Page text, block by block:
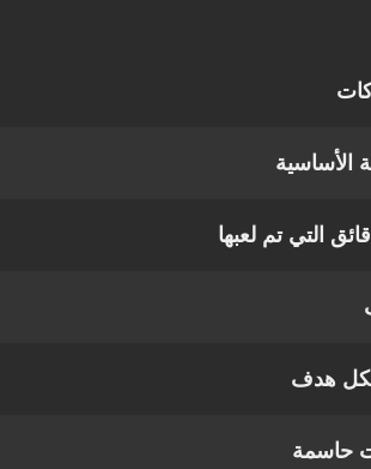
الأساسية
التي تم لعبها
هدف
حاسمة